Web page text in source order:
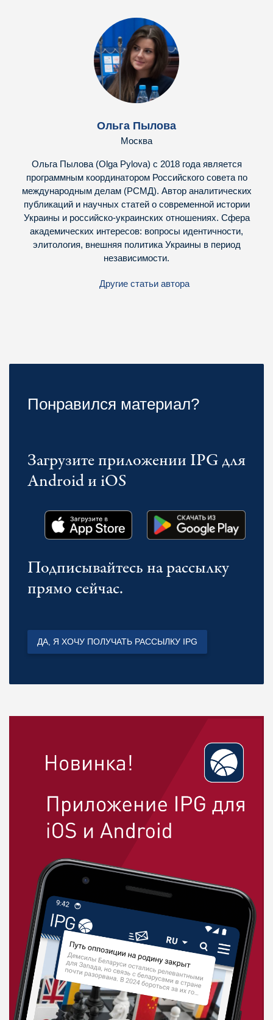
Ольга Пылова
Москва
Ольга Пылова (Olga Pylova) с 2018 года является
программным координатором Российского совета по
международным делам (РСМД). Автор аналитических
публикаций и научных статей о современной истории
Украины и российско-украинских отношениях. Сфера
академических интересов: вопросы идентичности,
элитология, внешняя политика Украины в период
независимости.
Другие статьи автора
Понравился материал?
Загрузите приложении IPG для
Android и iOS
Подписывайтесь на рассылку
прямо сейчас.
ДА, Я ХОЧУ ПОЛУЧАТЬ РАССЫЛКУ IPG